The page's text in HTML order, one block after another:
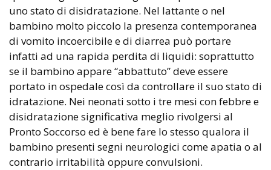
uno stato di disidratazione. Nel lattante o nel
bambino molto piccolo la presenza contemporanea
di vomito incoercibile e di diarrea può portare
infatti ad una rapida perdita di liquidi: soprattutto
se il bambino appare “abbattuto” deve essere
portato in ospedale così da controllare il suo stato di
idratazione. Nei neonati sotto i tre mesi con febbre e
disidratazione significativa meglio rivolgersi al
Pronto Soccorso ed è bene fare lo stesso qualora il
bambino presenti segni neurologici come apatia o al
contrario irritabilità oppure convulsioni.